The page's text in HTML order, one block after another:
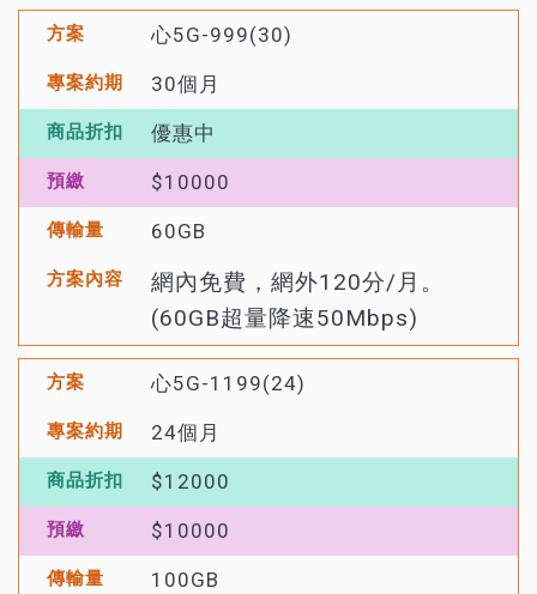
心5G-999(30)
30個月
優惠中
$10000
60GB
網內免費，網外120分/月。
(60GB超量降速50Mbps)
心5G-1199(24)
24個月
$12000
$10000
100GB